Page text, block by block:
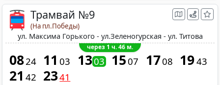
Трамвай №9
(На пл.Победы)
ул. Максима Горького - ул.Зеленогурская - ул. Титова
через 1 ч. 46 м.
0824 11 03 1303 15 07 1708 1943
21 42 2341